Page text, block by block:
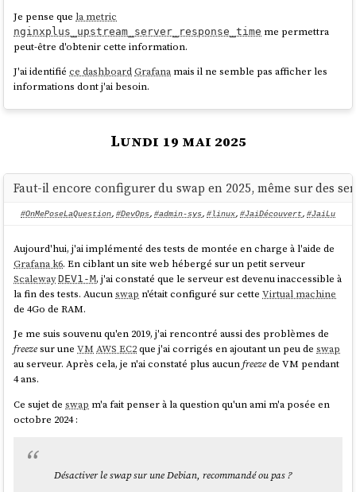
Pour plus de détails, je vous invite à regarder leplaygroundet à tester
par vous-même.
Merci aux développeurs deSvelteKit❤️.
J'ai regardé ce que proposeNextJSetje constatequ'il propose moins
D'après ce que j'ai compris,NextJSpropose l'équivalent de
l'impression qu'il ne propose rien d'équivalent à
$env/dynamic/public.
Je pense que la metric
nginxplus_upstream_server_response_time me permettra
peut-être d'obtenir cette information.
J'ai identifiéce dashboard Grafana mais il ne semble pas afficher les
informations dont j'ai besoin.
Lundi 19 mai 2025
Faut-il encore configurer du swap en 2025, même sur des
#OnMePoseLaQuestion, #DevOps, #admin-sys, #linux, #JaiDécouvert, #JaiLu
Aujourd'hui, j'ai implémenté des tests de montée en charge à l'aide de
Grafana k6. En ciblant un site web hébergé sur un petit serveur
Scaleway DEV1-M, j'ai constaté que le serveur est devenu inaccessible à
la fin des tests. Aucunswap n'était configuré sur cetteVirtual machine
de 4Go de RAM.
Je me suis souvenu qu'en 2019, j'ai rencontré aussi des problèmes de
freezesur uneVM AWS EC2que j'ai corrigés en ajoutant un peu deswap
au serveur. Après cela, je n'ai constaté plus aucunfreezede VM pendant
4 ans.
Ce sujet deswap m'a fait penser à la question qu'un ami m'a posée en
octobre 2024 :
Désactiver le swap sur une Debian, recommandé ou pas ?